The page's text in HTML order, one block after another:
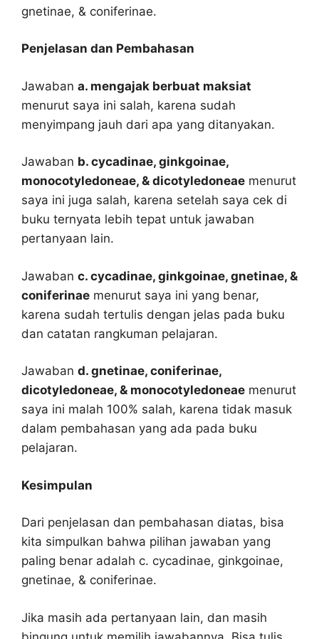
gnetinae, & coniferinae.
Penjelasan dan Pembahasan
Jawaban a. mengajak berbuat maksiat
menurut saya ini salah, karena sudah
menyimpang jauh dari apa yang ditanyakan.
Jawaban b. cycadinae, ginkgoinae,
monocotyledoneae, & dicotyledoneae menurut
saya ini juga salah, karena setelah saya cek di
buku ternyata lebih tepat untuk jawaban
pertanyaan lain.
Jawaban c. cycadinae, ginkgoinae, gnetinae, &
coniferinae menurut saya ini yang benar,
karena sudah tertulis dengan jelas pada buku
dan catatan rangkuman pelajaran.
Jawaban d. gnetinae, coniferinae,
dicotyledoneae, & monocotyledoneae menurut
saya ini malah 100% salah, karena tidak masuk
dalam pembahasan yang ada pada buku
pelajaran.
Kesimpulan
Dari penjelasan dan pembahasan diatas, bisa
kita simpulkan bahwa pilihan jawaban yang
paling benar adalah c. cycadinae, ginkgoinae,
gnetinae, & coniferinae.
Jika masih ada pertanyaan lain, dan masih